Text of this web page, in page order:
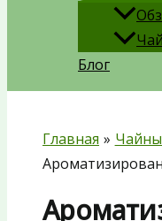
Блог
Главная